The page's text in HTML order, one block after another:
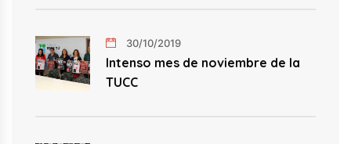
30/10/2019
Intenso mes de noviembre de la
TUCC